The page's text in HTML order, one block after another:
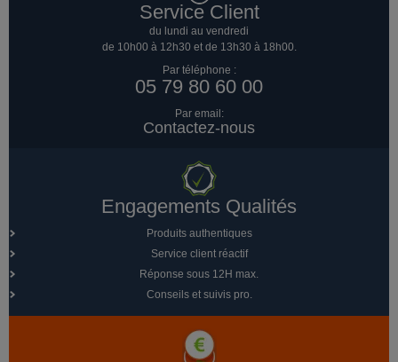
Service Client
du lundi au vendredi
de 10h00 à 12h30 et de 13h30 à 18h00.
Par téléphone :
05 79 80 60 00
Par email:
Contactez-nous
Engagements Qualités
Produits authentiques
Service client réactif
Réponse sous 12H max.
Conseils et suivis pro.